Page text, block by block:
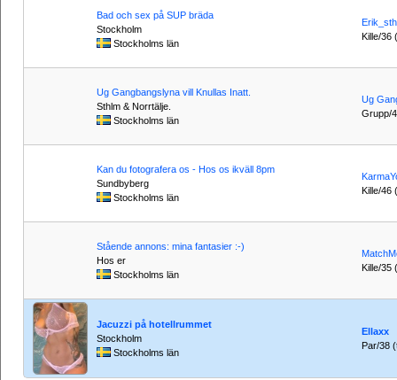
Bad och sex på SUP bräda
Stockholm
Stockholms län
Kille/36
Ug Gangbangslyna vill Knullas Inatt.
Sthlm & Norrtälje.
Stockholms län
Ug
Grupp/
Kan du fotografera os - Hos os ikväll 8pm
Sundbyberg
Stockholms län
Kille/46
Stående annons: mina fantasier :-)
Hos er
Stockholms län
Kille/35
Jacuzzi på hotellrummet
Stockholm
Stockholms län
Ellaxx
Par/38